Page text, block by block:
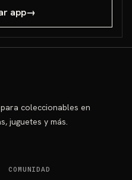
app→
coleccionables en
juguetes y más.
COMUNIDAD